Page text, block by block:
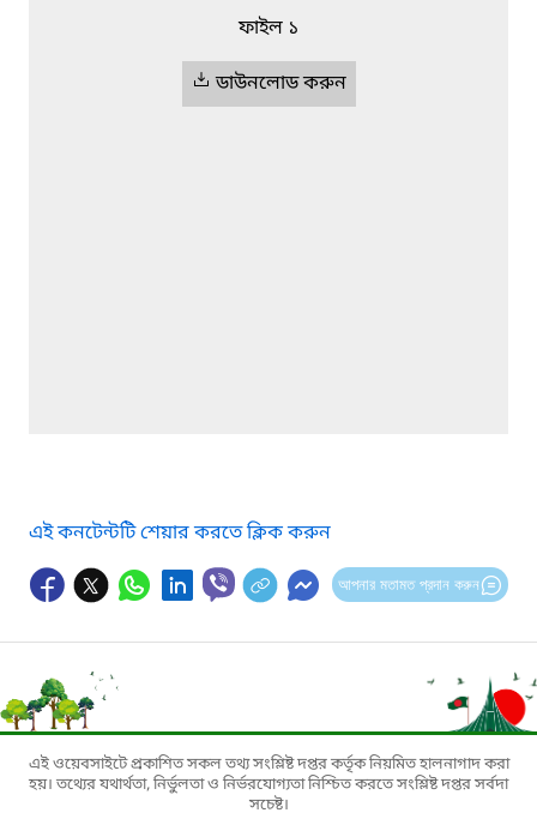
ফাইল ১
ডাউনলোড করুন
এই কনটেন্টটি শেয়ার করতে ক্লিক করুন
আপনার মতামত প্রদান করুন
এই ওয়েবসাইটে প্রকাশিত সকল তথ্য সংশ্লিষ্ট দপ্তর কর্তৃক নিয়মিত হালনাগাদ করা
হয়। তথ্যের যথার্থতা, নির্ভুলতা ও নির্ভরযোগ্যতা নিশ্চিত করতে সংশ্লিষ্ট দপ্তর সর্বদা
সচেষ্ট।